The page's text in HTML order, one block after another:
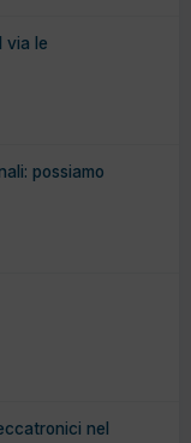
via le
possiamo
nel